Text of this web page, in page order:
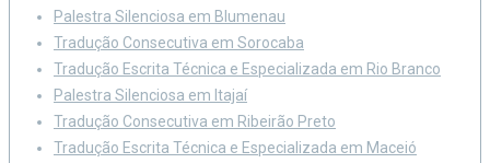
Palestra Silenciosa em Blumenau
Tradução Consecutiva em Sorocaba
Tradução Escrita Técnica e Especializada em Rio Branco
Palestra Silenciosa em Itajaí
Tradução Consecutiva em Ribeirão Preto
Tradução Escrita Técnica e Especializada em Maceió